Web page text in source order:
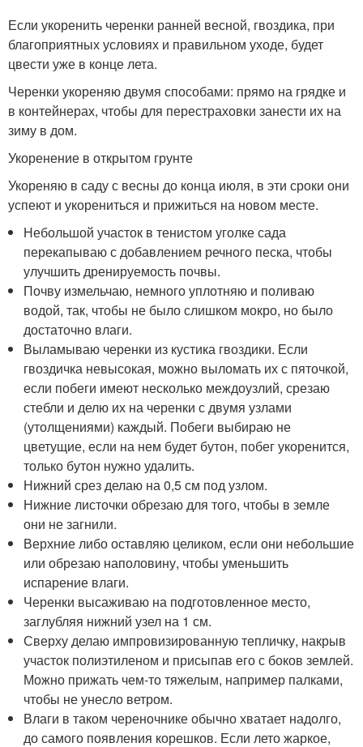
Если укоренить черенки ранней весной, гвоздика, при
благоприятных условиях и правильном уходе, будет
цвести уже в конце лета.
Черенки укореняю двумя способами: прямо на грядке и
в контейнерах, чтобы для перестраховки занести их на
зиму в дом.
Укоренение в открытом грунте
Укореняю в саду с весны до конца июля, в эти сроки они
успеют и укорениться и прижиться на новом месте.
Небольшой участок в тенистом уголке сада
перекапываю с добавлением речного песка, чтобы
улучшить дренируемость почвы.
Почву измельчаю, немного уплотняю и поливаю
водой, так, чтобы не было слишком мокро, но было
достаточно влаги.
Выламываю черенки из кустика гвоздики. Если
гвоздичка невысокая, можно выломать их с пяточкой,
если побеги имеют несколько междоузлий, срезаю
стебли и делю их на черенки с двумя узлами
(утолщениями) каждый. Побеги выбираю не
цветущие, если на нем будет бутон, побег укоренится,
только бутон нужно удалить.
Нижний срез делаю на 0,5 см под узлом.
Нижние листочки обрезаю для того, чтобы в земле
они не загнили.
Верхние либо оставляю целиком, если они небольшие
или обрезаю наполовину, чтобы уменьшить
испарение влаги.
Черенки высаживаю на подготовленное место,
заглубляя нижний узел на 1 см.
Сверху делаю импровизированную тепличку, накрыв
участок полиэтиленом и присыпав его с боков землей.
Можно прижать чем-то тяжелым, например палками,
чтобы не унесло ветром.
Влаги в таком череночнике обычно хватает надолго,
до самого появления корешков. Если лето жаркое,